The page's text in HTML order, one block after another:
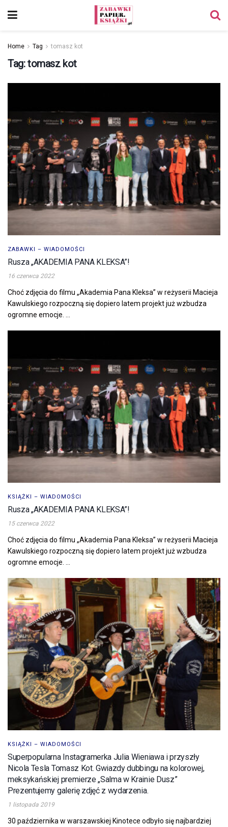
Home Tag tomasz kot
Tag:tomasz kot
ZABAWKI – WIADOMOŚCI
Rusza „AKADEMIA PANA KLEKSA”!
16 czerwca 2022
Choć zdjęcia do filmu „Akademia Pana Kleksa” w reżyserii Macieja
Kawulskiego rozpoczną się dopiero latem projekt już wzbudza
ogromne emocje. ...
KSIĄŻKI – WIADOMOŚCI
Rusza „AKADEMIA PANA KLEKSA”!
15 czerwca 2022
Choć zdjęcia do filmu „Akademia Pana Kleksa” w reżyserii Macieja
Kawulskiego rozpoczną się dopiero latem projekt już wzbudza
ogromne emocje. ...
KSIĄŻKI – WIADOMOŚCI
Superpopularna Instagramerka Julia Wieniawa i przyszły
Nicola Tesla Tomasz Kot. Gwiazdy dubbingu na kolorowej,
meksykańskiej premierze „Salma w Krainie Dusz”
Prezentujemy galerię zdjęć z wydarzenia.
1 listopada 2019
30 października w warszawskiej Kinotece odbyło się najbardziej